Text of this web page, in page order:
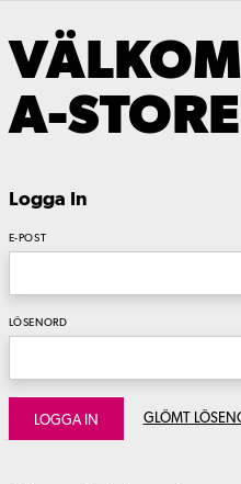
A-STORE
Logga In
E-POST
LÖSENORD
LOGGA IN GLÖMT